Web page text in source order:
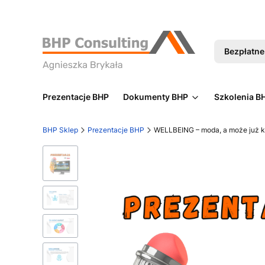
Prezentacje BHP Dokumenty BHP Szkolenia
BHP Sklep Prezentacje BHP WELLBEING – moda, a może